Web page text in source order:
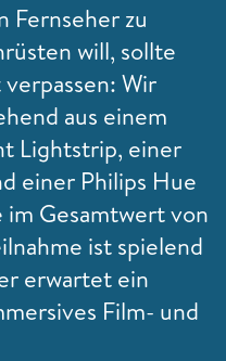
Fernseher zu
will, sollte
Wir
aus einem
Lightstrip, einer
einer Philips Hue
im Gesamtwert von
ist spielend
erwartet ein
Film- und